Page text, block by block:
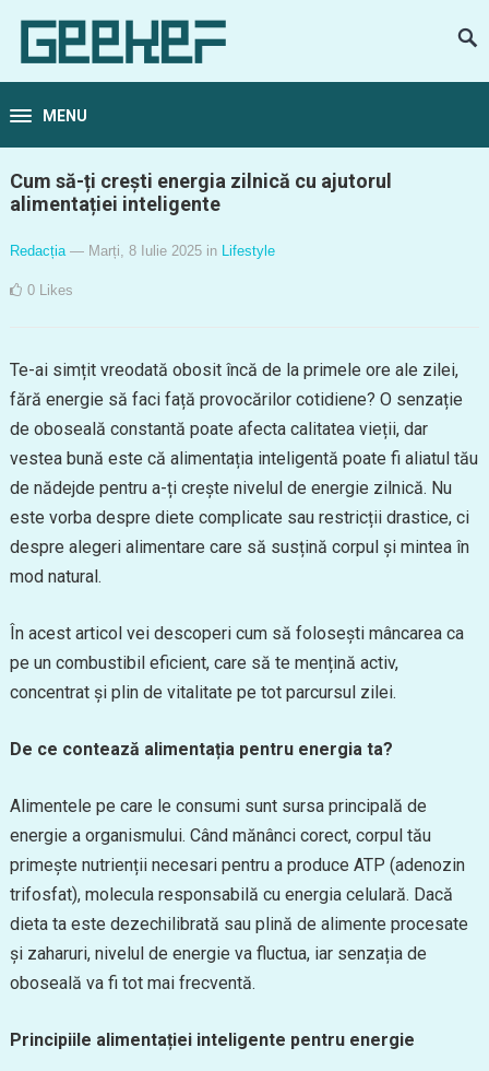
MENU
Cum să-ți crești energia zilnică cu ajutorul
alimentației inteligente
Redacția — Marți, 8 Iulie 2025 in Lifestyle
0 Likes
Te-ai simțit vreodată obosit încă de la primele ore ale zilei,
fără energie să faci față provocărilor cotidiene? O senzație
de oboseală constantă poate afecta calitatea vieții, dar
vestea bună este că alimentația inteligentă poate fi aliatul tău
de nădejde pentru a-ți crește nivelul de energie zilnică. Nu
este vorba despre diete complicate sau restricții drastice, ci
despre alegeri alimentare care să susțină corpul și mintea în
mod natural.
În acest articol vei descoperi cum să folosești mâncarea ca
pe un combustibil eficient, care să te mențină activ,
concentrat și plin de vitalitate pe tot parcursul zilei.
De ce contează alimentația pentru energia ta?
Alimentele pe care le consumi sunt sursa principală de
energie a organismului. Când mănânci corect, corpul tău
primește nutrienții necesari pentru a produce ATP (adenozin
trifosfat), molecula responsabilă cu energia celulară. Dacă
dieta ta este dezechilibrată sau plină de alimente procesate
și zaharuri, nivelul de energie va fluctua, iar senzația de
oboseală va fi tot mai frecventă.
Principiile alimentației inteligente pentru energie